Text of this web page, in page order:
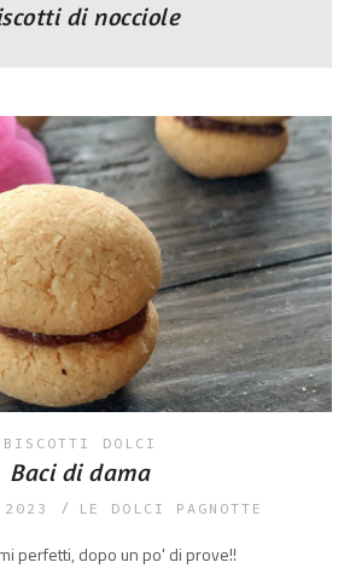
di nocciole
BISCOTTI DOLCI
Baci di dama
2023 LE DOLCI PAGNOTTE
perfetti, dopo un po' di prove!!